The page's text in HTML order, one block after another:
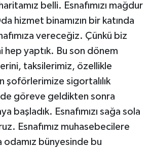
belli. Esnafımızı mağdur
hizmet binamızın bir katında
vereceğiz. Çünkü biz
hep yaptık. Bu son dönem
taksilerimiz, özellikle
şoförlerimize sigortalılık
göreve geldikten sonra
başladık. Esnafımızı sağa sola
Esnafımız muhasebecilere
bünyesinde bu